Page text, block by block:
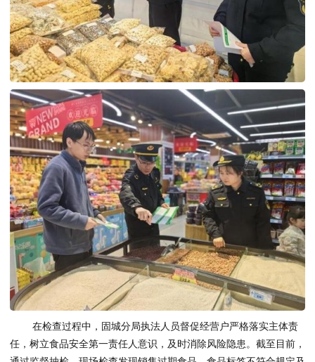
在检查过程中，固城分局执法人员督促经营户严格落实主体责
任，树立食品安全第一责任人意识，及时消除风险隐患。截至目前，